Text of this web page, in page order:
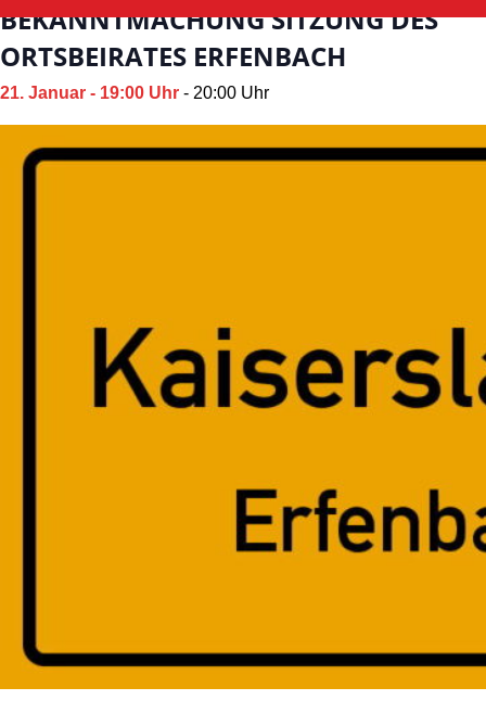
BEKANNTMACHUNG SITZUNG DES
ORTSBEIRATES ERFENBACH
21. Januar - 19:00 Uhr - 20:00 Uhr